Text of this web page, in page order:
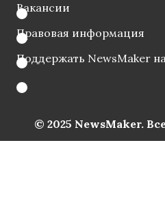
Вакансии
Правовая информация
Поддержать NewsMaker
© 2025 NewsMaker.